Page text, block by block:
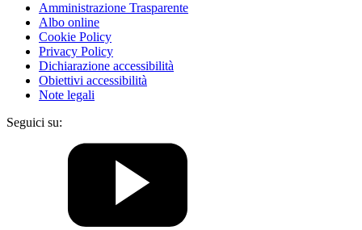
Amministrazione Trasparente
Albo online
Cookie Policy
Privacy Policy
Dichiarazione accessibilità
Obiettivi accessibilità
Note legali
Seguici su: